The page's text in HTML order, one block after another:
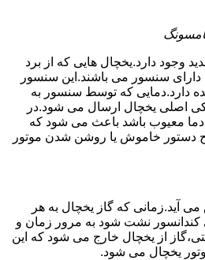
وجود دارد.یخچال هایی که از برد
دارای سنسور می باشند.این سنسور
دارد.دمایی که توسط سنسور به
اصلی یخچال ارسال می شود.در
معیوب باشد باعث می شود که
دستور خاموش یا روشن شدن موتور
آید.زمانی که گاز یخچال به هر
کندانسور نشت شود به مرور زمان و
از یخچال خارج می شود که این
یخچال می شود.